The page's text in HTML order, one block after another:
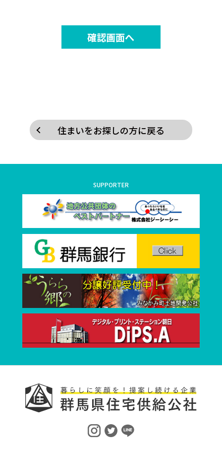
住まいをお探しの方に戻る
SUPPORTER